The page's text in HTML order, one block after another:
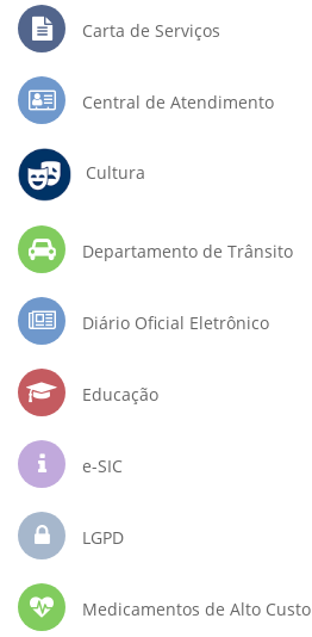
Carta de Serviços
Central de Atendimento
Cultura
Departamento de Trânsito
Diário Oficial Eletrônico
Educação
e-SIC
LGPD
Medicamentos de Alto Custo